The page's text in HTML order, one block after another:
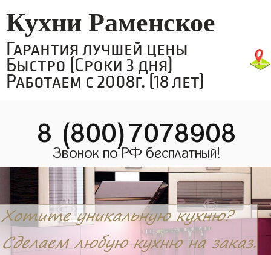
Кухни Раменское
Гарантия лучшей цены
Быстро (Сроки 3 дня)
Работаем с 2008г. (18 лет)
8 (800)7078908
Звонок по РФ бесплатный!